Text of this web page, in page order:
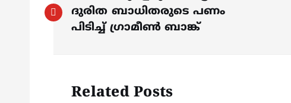
o
ദുരിത ബാധിതരുടെ പണം
പിടിച്ച് ഗ്രാമീൺ ബാങ്ക്
Related Posts